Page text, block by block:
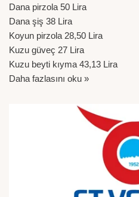
Dana pirzola 50 Lira
Dana şiş 38 Lira
Koyun pirzola 28,50 Lira
Kuzu güveç 27 Lira
Kuzu beyti kıyma 43,13 Lira
Daha fazlasını oku »